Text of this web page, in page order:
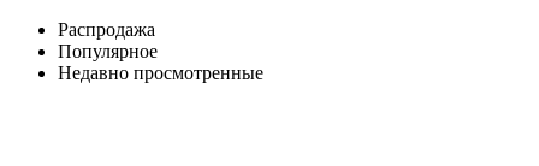
Распродажа
Популярное
Недавно просмотренные